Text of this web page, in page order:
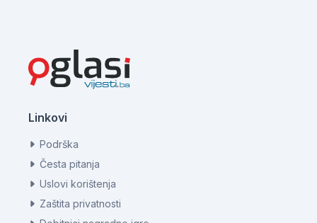
Linkovi
Podrška
Česta pitanja
Uslovi korištenja
Zaštita privatnosti